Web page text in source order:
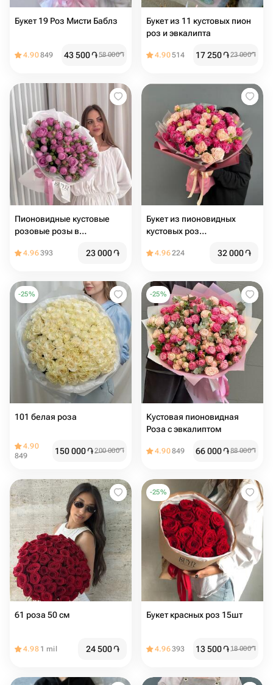
Букет 19 Роз Мисти Баблз
4.90849 43 500֏58 000֏
Букет из 11 кустовых пион
роз и эвкалипта
4.90514 17 250֏23 000֏
Пионовидные кустовые
розовые розы в
веток
4.96393 23 000֏
Букет из пионовидных
кустовых роз
4.96224 32 000֏
-25%
101 белая роза
4.90
849
150 000֏200 000֏
-25%
Кустовая пионовидная
Роза с эвкалиптом
4.90849 66 000֏88 000֏
61 роза 50 см
4.98 1 mil 24 500֏
-25%
Букет красных роз 15шт
4.96393 13 500֏18 000֏